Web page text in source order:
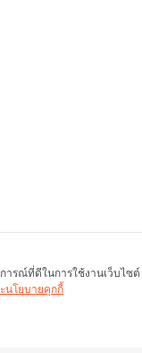
ารณ์ที่ดีในการใช้งานเว็บ
นโยบายคุกกี้